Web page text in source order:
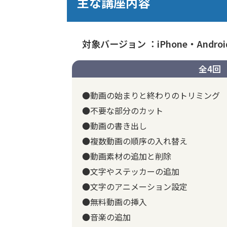
対象バージョン ：iPhone・
全4回
●動画の始まりと終わりのトリミング
●不要な部分のカット
●動画の書き出し
●複数動画の順序の入れ替え
●動画素材の追加と削除
●文字やステッカーの追加
●文字のアニメーション設定
●無料動画の挿入
●音楽の追加